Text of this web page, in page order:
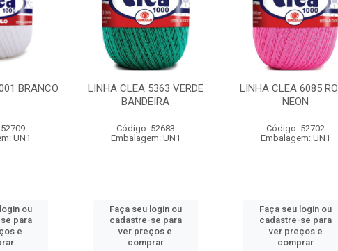
BRANCO
UN1
ou
para
e
LINHA CLEA 5363 VERDE
BANDEIRA
Código: 52683
Embalagem: UN1
Faça seu login ou
cadastre-se para
ver preços e
comprar
LINHA CLEA 6085
NEON
Código: 52702
Embalagem: UN1
Faça seu login ou
cadastre-se para
ver preços e
comprar